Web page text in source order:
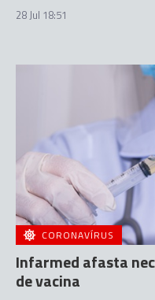
28 Jul 18:51
CORONAVÍRUS
Infarmed afasta
de vacina